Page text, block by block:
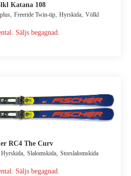
Katana 108
Freeride Twin-tip Hyrskida Völkl
Säljs begagnad.
RC4 The Curv
Hyrskida, Slalomskida, Storslalomskida
Säljs begagnad.